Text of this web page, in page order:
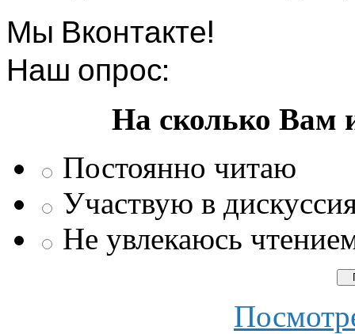
Мы Вконтакте!
Наш опрос:
На сколько Вам
Постоянно читаю
Участвую в
Не увлекаюсь